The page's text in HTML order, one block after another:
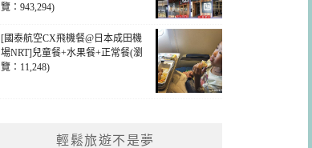
覽：943,294)
[國泰航空CX飛機餐@日本成田機
場NRT]兒童餐+水果餐+正常餐(瀏
覽：11,248)
輕鬆旅遊不是夢